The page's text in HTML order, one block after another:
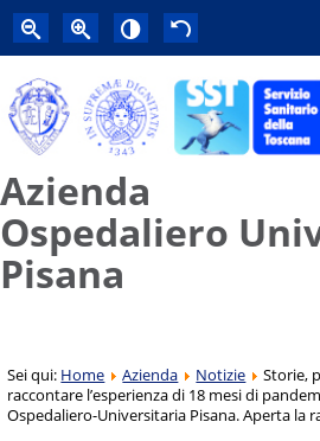
Azienda
Ospedaliero
Pisana
Sei qui: Home Azienda Notizie
Storie,
raccontare l’esperienza di 18 mesi di
Ospedaliero-Universitaria Pisana. Aperta la